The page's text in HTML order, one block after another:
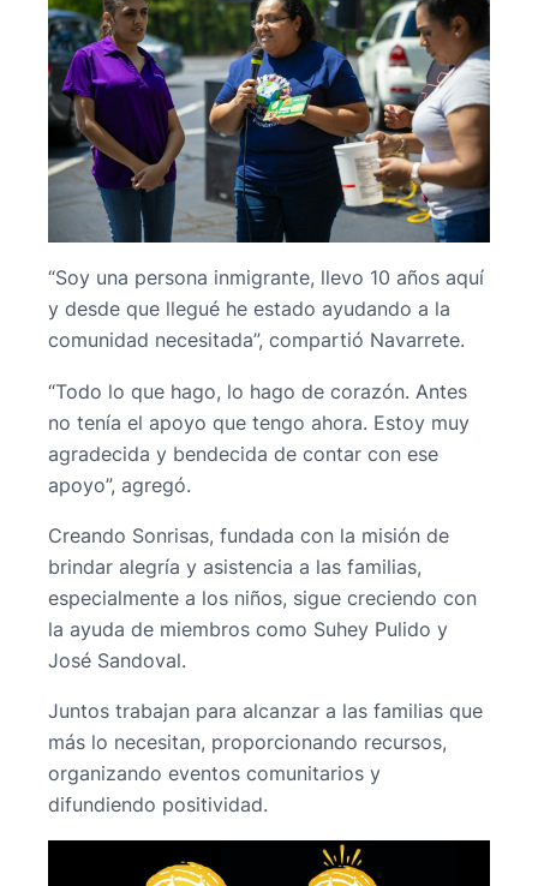
“Soy una persona inmigrante, llevo 10 años aquí
y desde que llegué he estado ayudando a la
comunidad necesitada”, compartió Navarrete.
“Todo lo que hago, lo hago de corazón. Antes
no tenía el apoyo que tengo ahora. Estoy muy
agradecida y bendecida de contar con ese
apoyo”, agregó.
Creando Sonrisas, fundada con la misión de
brindar alegría y asistencia a las familias,
especialmente a los niños, sigue creciendo con
la ayuda de miembros como Suhey Pulido y
José Sandoval.
Juntos trabajan para alcanzar a las familias que
más lo necesitan, proporcionando recursos,
organizando eventos comunitarios y
difundiendo positividad.